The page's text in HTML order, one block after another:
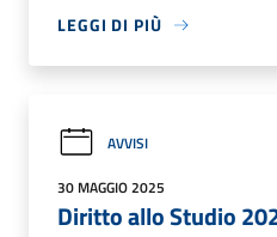
LEGGI DI PIÙ
AVVISI
30 MAGGIO 2025
Diritto allo Studio